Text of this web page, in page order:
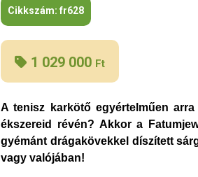
Cikkszám:fr628
1 029 000 Ft
A tenisz karkötő egyértelműen
ékszereid révén? Akkor a
gyémánt drágakövekkel díszített
vagy valójában!